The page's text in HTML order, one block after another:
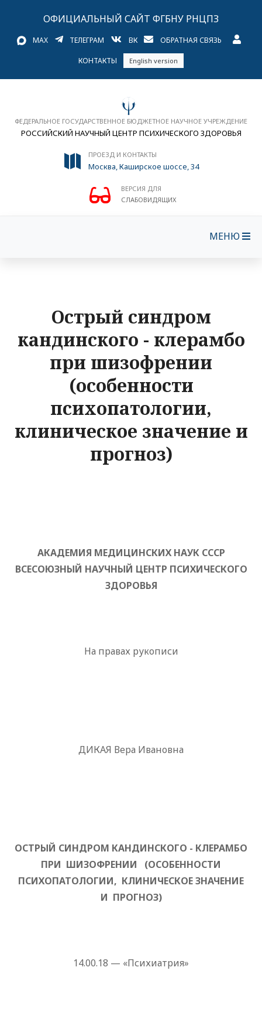
ОФИЦИАЛЬНЫЙ САЙТ ФГБНУ РНЦПЗ
MAX ТЕЛЕГРАМ ВК ОБРАТНАЯ СВЯЗЬ
КОНТАКТЫ English version
ФЕДЕРАЛЬНОЕ ГОСУДАРСТВЕННОЕ БЮДЖЕТНОЕ НАУЧНОЕ УЧРЕЖДЕНИЕ
РОССИЙСКИЙ НАУЧНЫЙ ЦЕНТР ПСИХИЧЕСКОГО ЗДОРОВЬЯ
ПРОЕЗД И КОНТАКТЫ
Москва, Каширское шоссе, 34
ВЕРСИЯ ДЛЯ
СЛАБОВИДЯЩИХ
МЕНЮ
Острый синдром
кандинского - клерамбо
при шизофрении
(особенности
психопатологии,
клиническое значение и
прогноз)
АКАДЕМИЯ МЕДИЦИНСКИХ НАУК СССР
ВСЕСОЮЗНЫЙ НАУЧНЫЙ ЦЕНТР ПСИХИЧЕСКОГО
ЗДОРОВЬЯ
На правах рукописи
ДИКАЯ Вера Ивановна
ОСТРЫЙ СИНДРОМ КАНДИНСКОГО - КЛЕРАМБО
ПРИ ШИЗОФРЕНИИ (ОСОБЕННОСТИ
ПСИХОПАТОЛОГИИ, КЛИНИЧЕСКОЕ ЗНАЧЕНИЕ
И ПРОГНОЗ)
14.00.18 — «Психиатрия»